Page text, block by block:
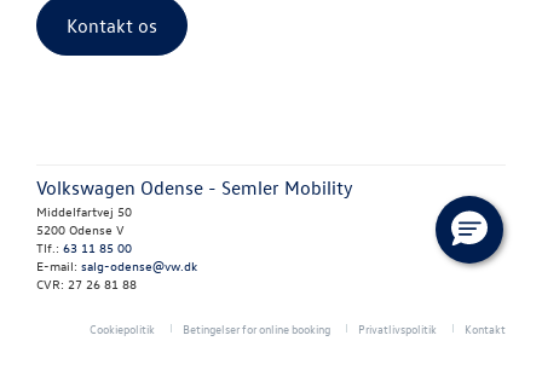
Synstjek
Kontakt os
Volkswagen Odense - Semler Mobility
Middelfartvej 50
5200 Odense V
Tlf.: 63 11 85 00
E-mail: salg-odense@vw.dk
CVR: 27 26 81 88
Cookiepolitik Betingelser for online booking Privatlivspolitik Kontakt